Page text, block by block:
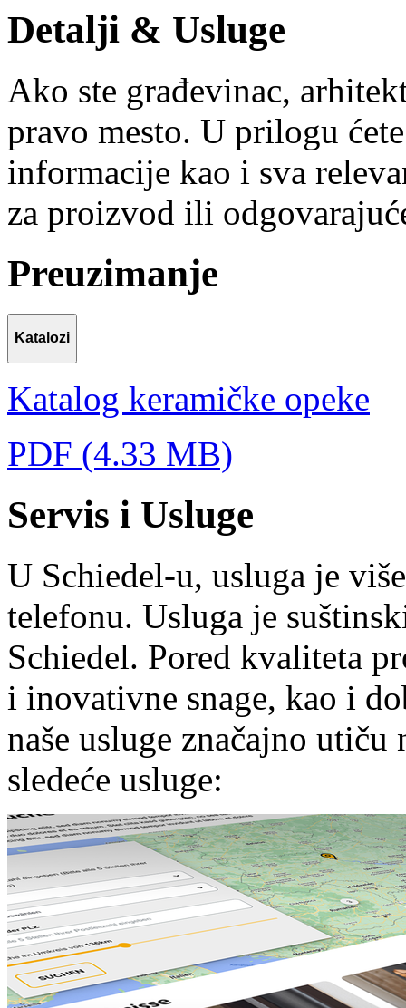
Detalji & Usluge
Ako ste građevinac,
pravo mesto. U prilogu
informacije kao i sva
za proizvod ili
Preuzimanje
Katalozi
Katalog keramičke opeke
PDF (4.33 MB)
Servis i Usluge
U Schiedel-u, usluga je
telefonu. Usluga je
Schiedel. Pored kvaliteta
i inovativne snage, kao i
naše usluge značajno
sledeće usluge: